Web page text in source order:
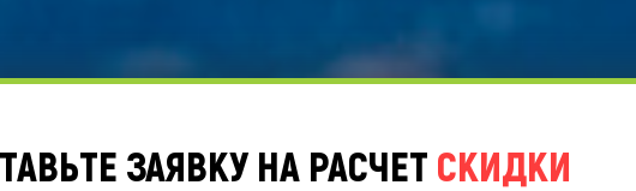
ЗАЯВКУ НА РАСЧЕТ СКИДКИ